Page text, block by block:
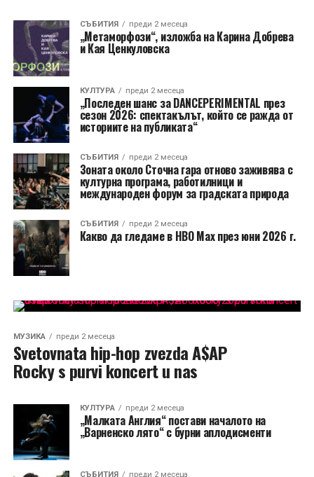
СЪБИТИЯ преди 2 месеца
„Метаморфози“, изложба на Карина Добрева
и Кая Ценкуловска
КУЛТУРА преди 2 месеца
„Последен шанс за DANCEPERIMENTAL през
сезон 2026: спектакълът, който се ражда от
историите на публиката“
СЪБИТИЯ преди 2 месеца
Зоната около Сточна гара отново заживява с
културна програма, работилници и
международен форум за градската природа
СЪБИТИЯ преди 2 месеца
Какво да гледаме в HBO Max през юни 2026 г.
МУЗИКА преди 2 месеца
Svetovnata hip-hop zvezda A$AP
Rocky s purvi koncert u nas
КУЛТУРА преди 2 месеца
„Малката Англия“ постави началото на
„Варненско лято“ с бурни аплодисменти
СЪБИТИЯ преди 2 месеца